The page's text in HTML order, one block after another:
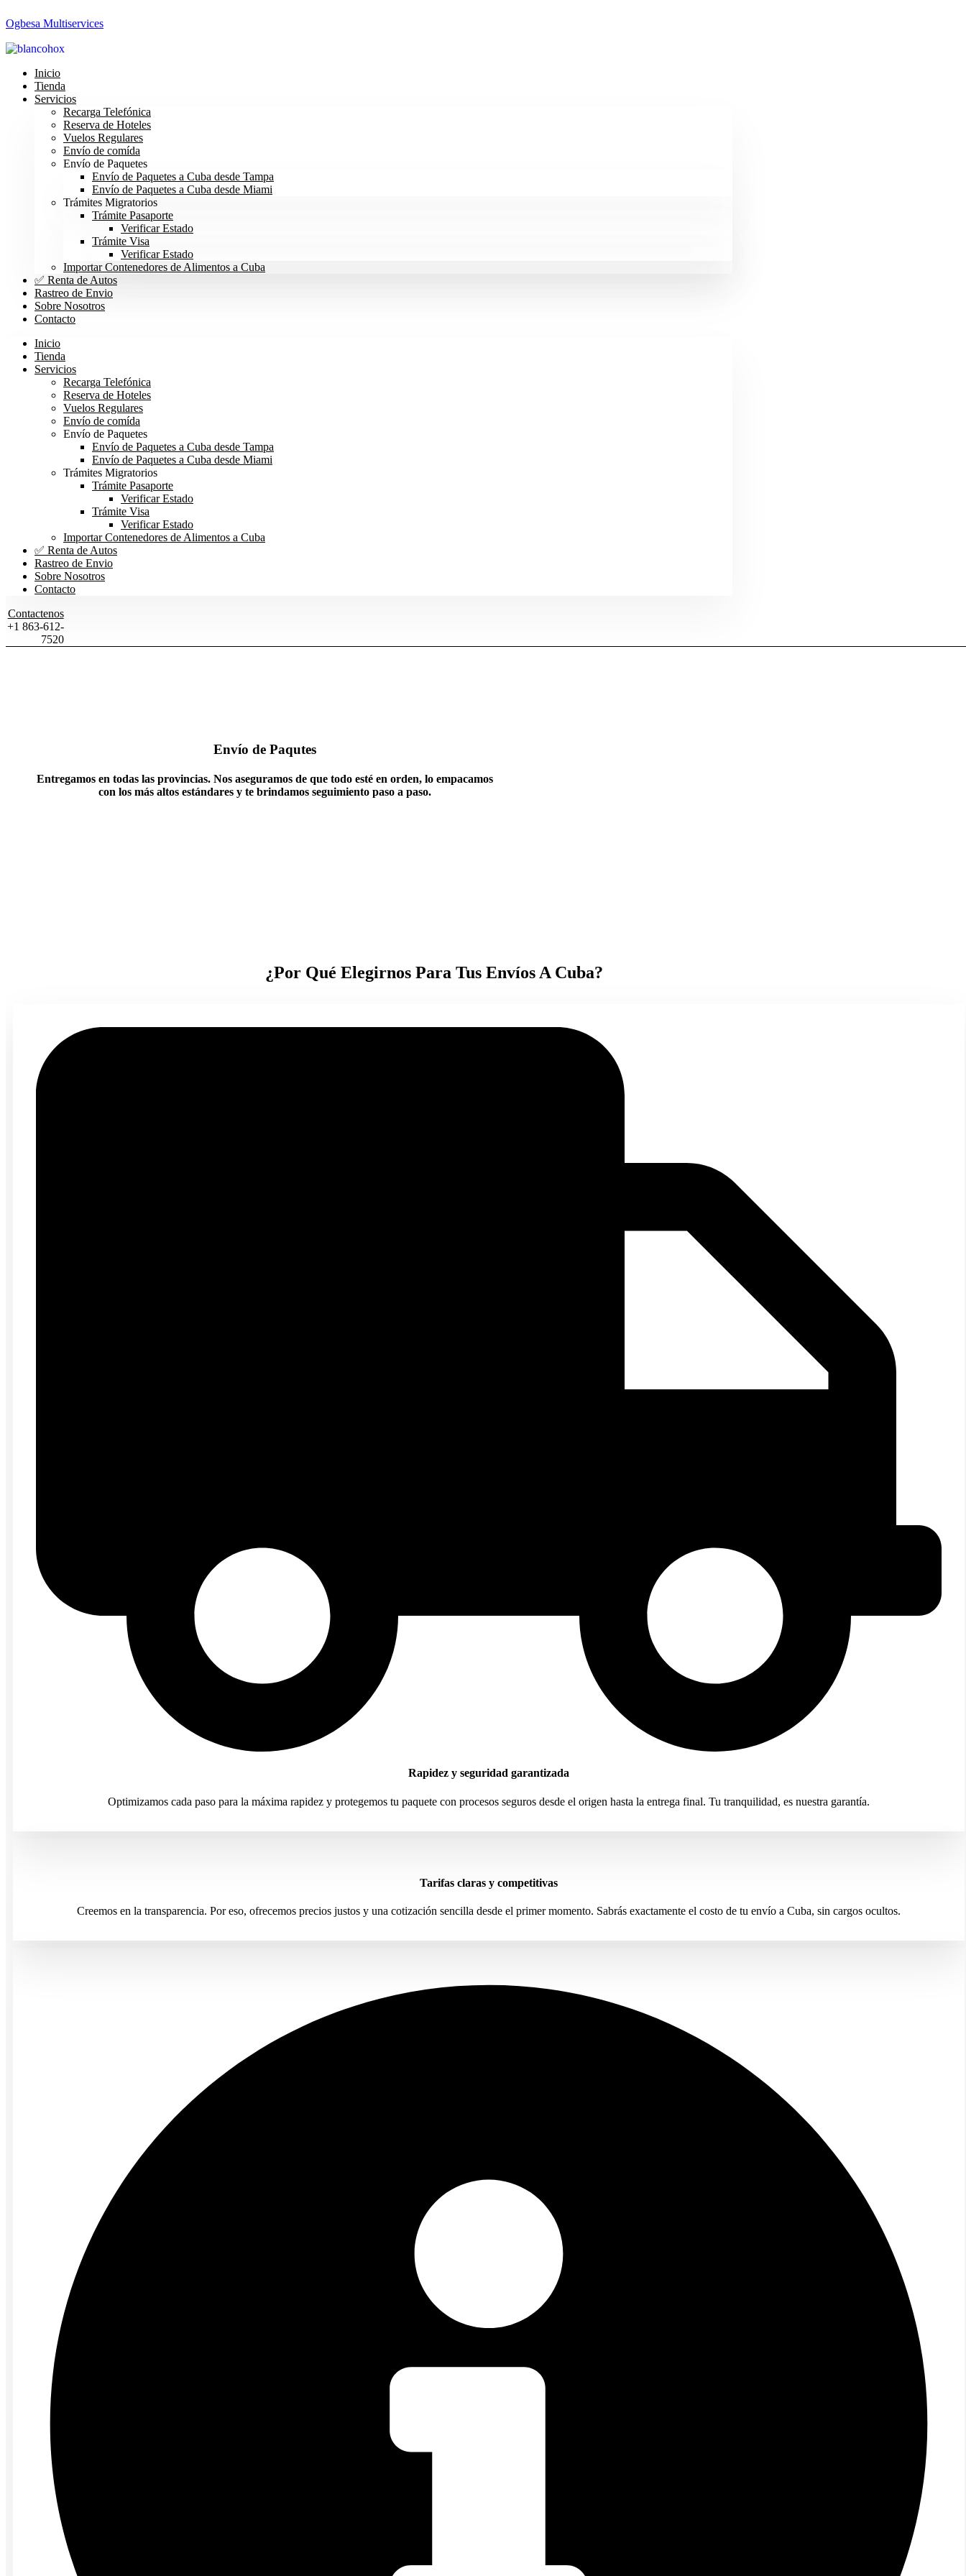
Ogbesa Multiservices
Inicio
Tienda
Servicios
Recarga Telefónica
Reserva de Hoteles
Vuelos Regulares
Envío de comída
Envío de Paquetes
Envío de Paquetes a Cuba desde Tampa
Envío de Paquetes a Cuba desde Miami
Trámites Migratorios
Trámite Pasaporte
Verificar Estado
Trámite Visa
Verificar Estado
Importar Contenedores de Alimentos a Cuba
✅ Renta de Autos
Rastreo de Envio
Sobre Nosotros
Contacto
Inicio
Tienda
Servicios
Recarga Telefónica
Reserva de Hoteles
Vuelos Regulares
Envío de comída
Envío de Paquetes
Envío de Paquetes a Cuba desde Tampa
Envío de Paquetes a Cuba desde Miami
Trámites Migratorios
Trámite Pasaporte
Verificar Estado
Trámite Visa
Verificar Estado
Importar Contenedores de Alimentos a Cuba
✅ Renta de Autos
Rastreo de Envio
Sobre Nosotros
Contacto
Contactenos
+1 863-612-
7520
Envío de Paqutes
Entregamos en todas las provincias. Nos aseguramos de que todo esté en orden, lo empacamos
con los más altos estándares y te brindamos seguimiento paso a paso.
¿Por Qué Elegirnos Para Tus Envíos A Cuba?
Rapidez y seguridad garantizada
Optimizamos cada paso para la máxima rapidez y protegemos tu paquete con procesos seguros desde el origen hasta la entrega final. Tu tranquilidad, es nuestra garantía.
Tarifas claras y competitivas
Creemos en la transparencia. Por eso, ofrecemos precios justos y una cotización sencilla desde el primer momento. Sabrás exactamente el costo de tu envío a Cuba, sin cargos ocultos.